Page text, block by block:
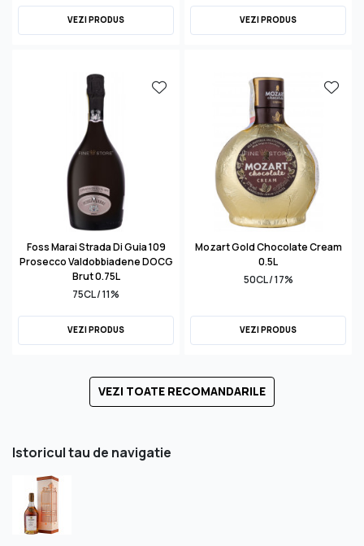
VEZI PRODUS VEZI PRODUS
Foss Marai Strada Di Guia 109
Prosecco Valdobbiadene DOCG
Brut 0.75L
75CL / 11%
VEZI PRODUS
Mozart Gold Chocolate Cream
0.5L
50CL / 17%
VEZI PRODUS
VEZI TOATE RECOMANDARILE
Istoricul tau de navigatie